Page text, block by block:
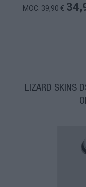
MOC: 39,90 €
LIZARD SKINS